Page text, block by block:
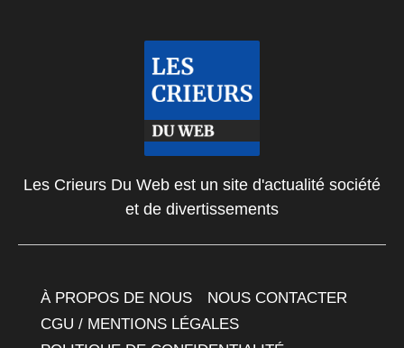
Les Crieurs Du Web est un site d'actualité société
et de divertissements
À PROPOS DE NOUS
NOUS CONTACTER
CGU / MENTIONS LÉGALES